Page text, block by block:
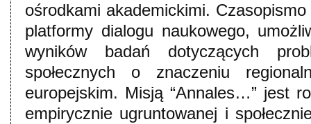
ośrodkami akademickimi.
platformy dialogu naukowego,
wyników badań dotyczących
społecznych o znaczeniu
europejskim. Misją “Annales…” jest
empirycznie ugruntowanej i